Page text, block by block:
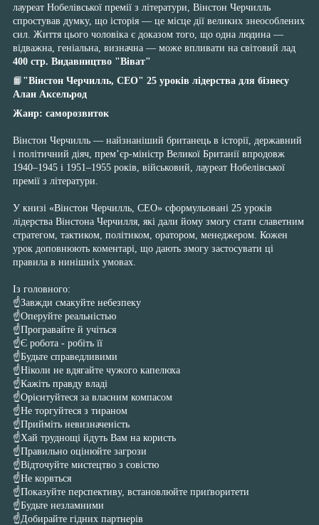
лауреат Нобелівської премії з літератури, Вінстон Черчилль
спростував думку, що історія — це місце дії великих знеособлених
сил. Життя цього чоловіка є доказом того, що одна людина —
відважна, геніальна, визначна — може впливати на світовий лад
400 стр. Видавництво "Віват"
📙 "Вінстон Черчилль, СЕО" 25 уроків лідерства для бізнесу
Алан Аксельрод
Жанр: саморозвиток
Вінстон Черчилль — найзнаніший британець в історії, державний
і політичний діяч, прем’єр-міністр Великої Британії впродовж
1940–1945 і 1951–1955 років, військовий, лауреат Нобелівської
премії з літератури.
У книзі «Вінстон Черчилль, СЕО» сформульовані 25 уроків
лідерства Вінстона Черчилля, які дали йому змогу стати славетним
стратегом, тактиком, політиком, оратором, менеджером. Кожен
урок доповнюють коментарі, що дають змогу застосувати ці
правила в нинішніх умовах.
Із головного:
☝️Завжди смакуйте небезпеку
☝️Оперуйте реальністью
☝️Програвайте й учіться
☝️Є робота - робіть її
☝️Будьте справедливими
☝️Ніколи не вдягайте чужого капелюха
☝️Кажіть правду владі
☝️Орієнтуйтеся за власним компасом
☝️Не торгуйтеся з тираном
☝️Прийміть невизначеність
☝️Хай труднощі йдуть Вам на користь
☝️Правильно оцінюйте загрози
☝️Відточуйте мистецтво з совістю
☝️Не корвться
☝️Показуйте перспективу, встановлюйте приґворитети
☝️Будьте незламними
☝️Добирайте гідних партнерів